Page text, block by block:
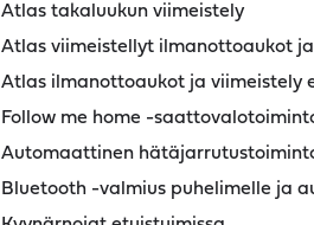
Atlas takaluukun viimeistely
Atlas viimeistellyt ilmanottoaukot
Atlas ilmanottoaukot ja viimeistely
Follow me home -
Automaattinen
Bluetooth -valmius puhelimelle ja